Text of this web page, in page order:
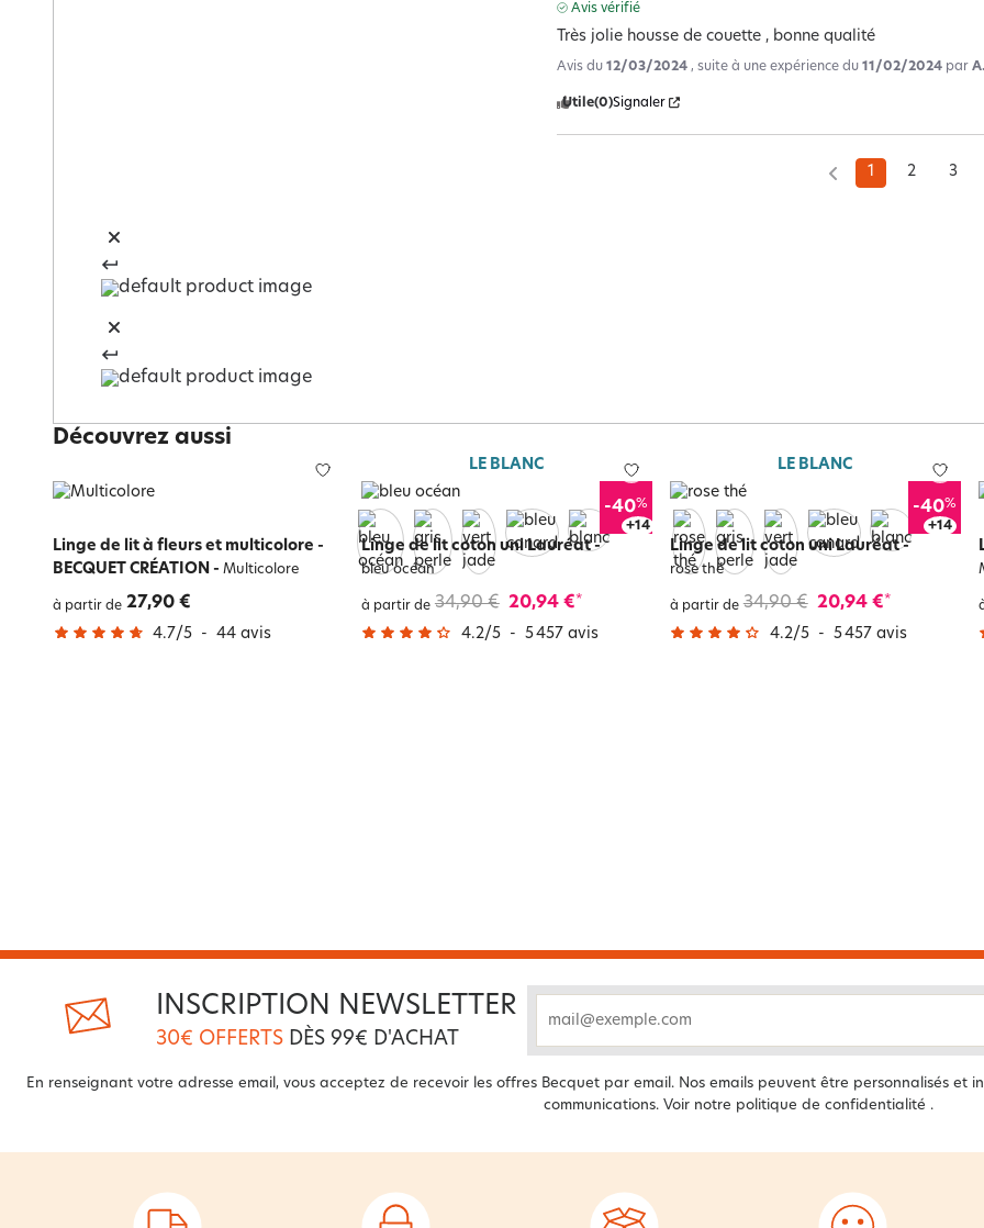
Avis vérifié
Très jolie housse de couette , bonne qualité
Avis du12/03/2024 , suite à une expérience du11/02/2024 par
Utile(0)Signaler
1 2 3
Découvrez aussi
Linge de lit à fleurs et multicolore -
BECQUET CRÉATION - Multicolore
à partir de 27,90 €
4.7/5 - 44 avis
LE BLANC
-40%
+18
Linge de lit coton uni Lauréat-
bleu océan
à partir de 34,90 € 20,94 €*
4.2/5 - 5 457 avis
LE BLANC
-40%
+18
Linge de lit coton uni Lauréat-
rose thé
à partir de 34,90 € 20,94 €*
4.2/5 - 5 457 avis
INSCRIPTION NEWSLETTER
30€ OFFERTS DÈS 99€ D'ACHAT
En renseignant votre adresse email, vous acceptez de recevoir les offres Becquet par email. Nos emails peuvent être personnalisés et
communications. Voir notre politique de confidentialité .